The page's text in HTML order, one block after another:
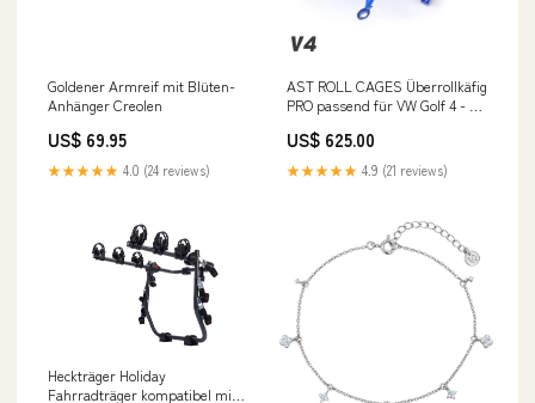
Goldener Armreif mit Blüten-
Anhänger Creolen
US$ 69.95
★★★★★ 4.0 (24 reviews)
AST ROLL CAGES Überrollkäfig
PRO passend für VW Golf 4 - 3
mustang
US$ 625.00
★★★★★ 4.9 (21 reviews)
Heckträger Holiday
Fahrradträger kompatibel mit